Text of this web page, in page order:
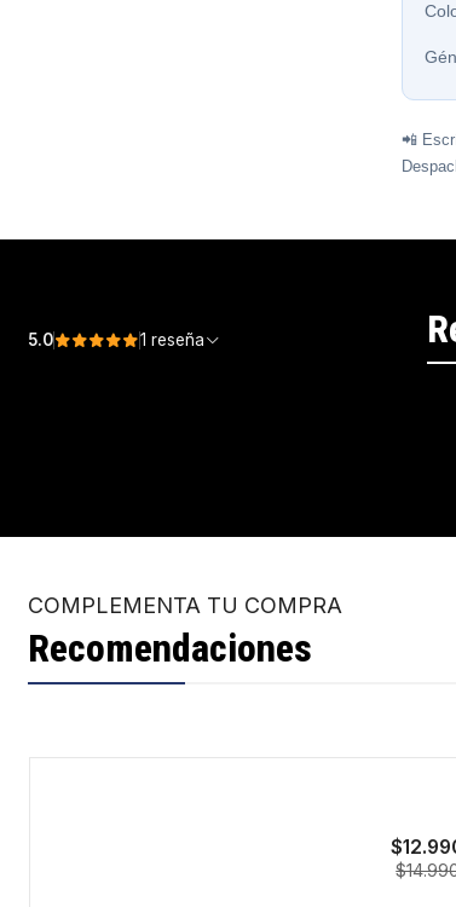
📲
5.0 1 reseña
COMPLEMENTA TU COMPRA
Recomendaciones